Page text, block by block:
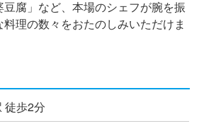
腐」など、本場のシェフが腕を振
理の数々をおたのしみいただけま
徒歩2分